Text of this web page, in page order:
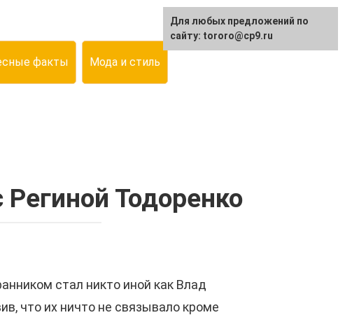
факты Мода и стиль
Тодоренко
стал никто иной как Влад
что их ничто не связывало кроме
Для любых предложений по
сайту: tororo@cp9.ru